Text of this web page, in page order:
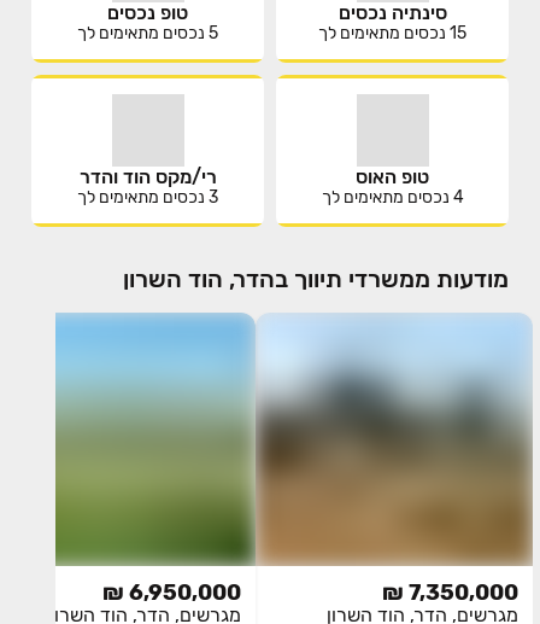
סינתיה נכסים
15 נכסים מתאימים לך
טופ נכסים
5 נכסים מתאימים לך
טופ האוס
4 נכסים מתאימים לך
רי/מקס הוד והדר
3 נכסים מתאימים לך
מודעות ממשרדי תיווך בהדר, הוד השרון
7,350,000 ₪
מגרשים, הדר, הוד השרון
6,950,000 ₪
מגרשים, הדר, הוד השרון